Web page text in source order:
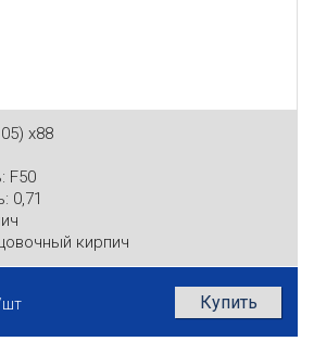
x88
F50
0,71
кирпич
шт Купить